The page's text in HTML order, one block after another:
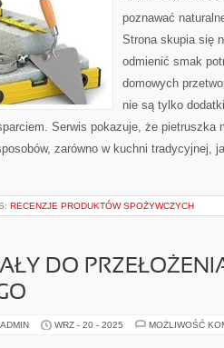
poznawać
Strona skupia się
odmienić smak
domowych
nie są tylko
Serwis pokazuje, że pietruszka
zarówno w kuchni tradycyjnej,
RECENZJE PRODUKTÓW SPOŻYWCZYCH
DO
WRZ - 20 - 2025 MOŻLIWOŚĆ